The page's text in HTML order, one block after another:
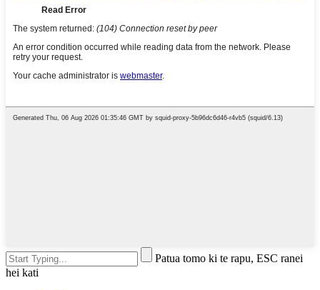
Patua tomo ki te rapu, ESC ranei
hei kati